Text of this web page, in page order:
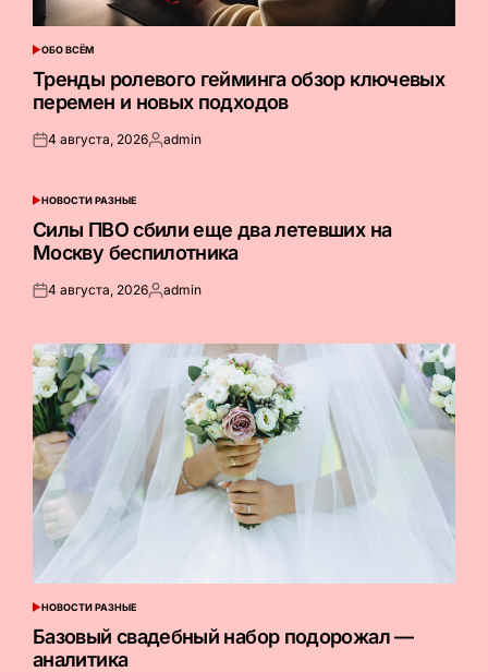
ОПУБЛИКОВАНО
В
ОБО ВСЁМ
Тренды ролевого гейминга обзор ключевых
перемен и новых подходов
Опубликовано
4 августа, 2026Запись
admin
ОПУБЛИКОВАНО
НОВОСТИ РАЗНЫЕ
Силы ПВО сбили еще два летевших на
Москву беспилотника
Опубликовано
4 августа, 2026Запись
admin
ОПУБЛИКОВАНО
В
НОВОСТИ РАЗНЫЕ
Базовый свадебный набор подорожал —
аналитика